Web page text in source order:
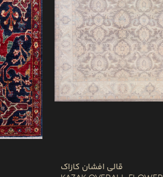
قالی افشان کازاک